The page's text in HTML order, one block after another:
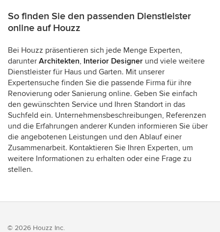
So finden Sie den passenden Dienstleister
online auf Houzz
Bei Houzz präsentieren sich jede Menge Experten,
darunter Architekten, Interior Designer und viele weitere
Dienstleister für Haus und Garten. Mit unserer
Expertensuche finden Sie die passende Firma für ihre
Renovierung oder Sanierung online. Geben Sie einfach
den gewünschten Service und Ihren Standort in das
Suchfeld ein. Unternehmensbeschreibungen, Referenzen
und die Erfahrungen anderer Kunden informieren Sie über
die angebotenen Leistungen und den Ablauf einer
Zusammenarbeit. Kontaktieren Sie Ihren Experten, um
weitere Informationen zu erhalten oder eine Frage zu
stellen.
© 2026 Houzz Inc.